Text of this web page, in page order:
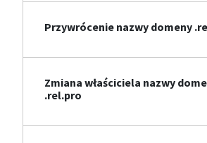
Przywrócenie nazwy domeny
Zmiana właściciela nazwy
.rel.pro